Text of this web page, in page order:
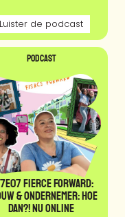
Luister de podcast
Podcast
Fierce Forward:
& Ondernemer: hoe
dan?! Nu online